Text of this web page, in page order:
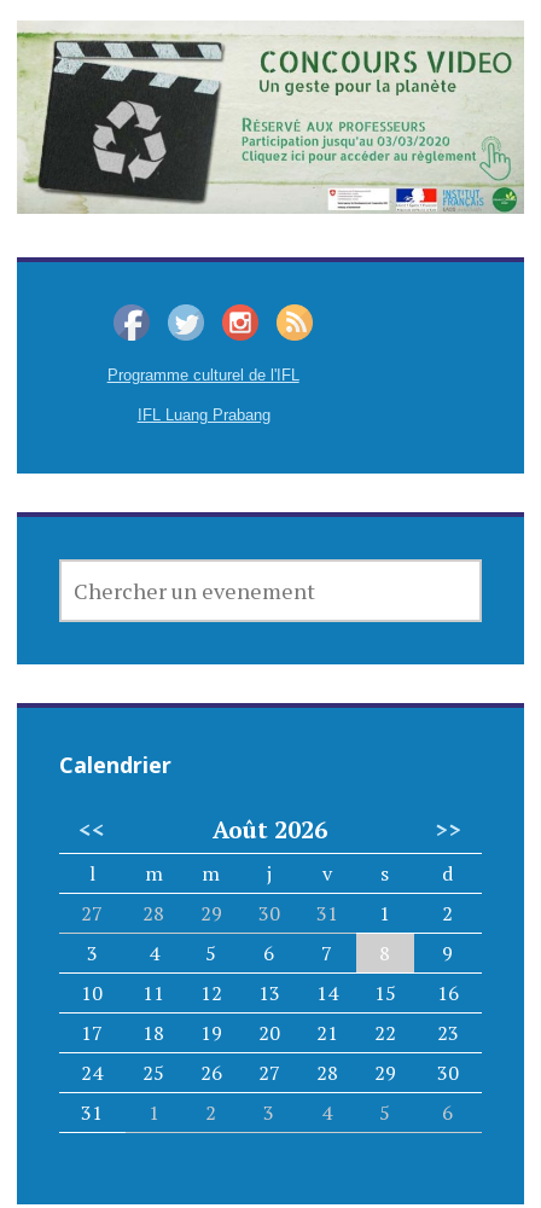
Programme culturel de l'IFL
IFL Luang Prabang
UN
Calendrier
<< Août 2026 >>
l m m j v s
d
27
28 29 30 31 1
2
3
4 5 6 7 8
9
10
11 12 13 14 15
16
17
18 19 20 21 22
23
24
25 26 27 28 29
30
31
1 2 3 4 5 6